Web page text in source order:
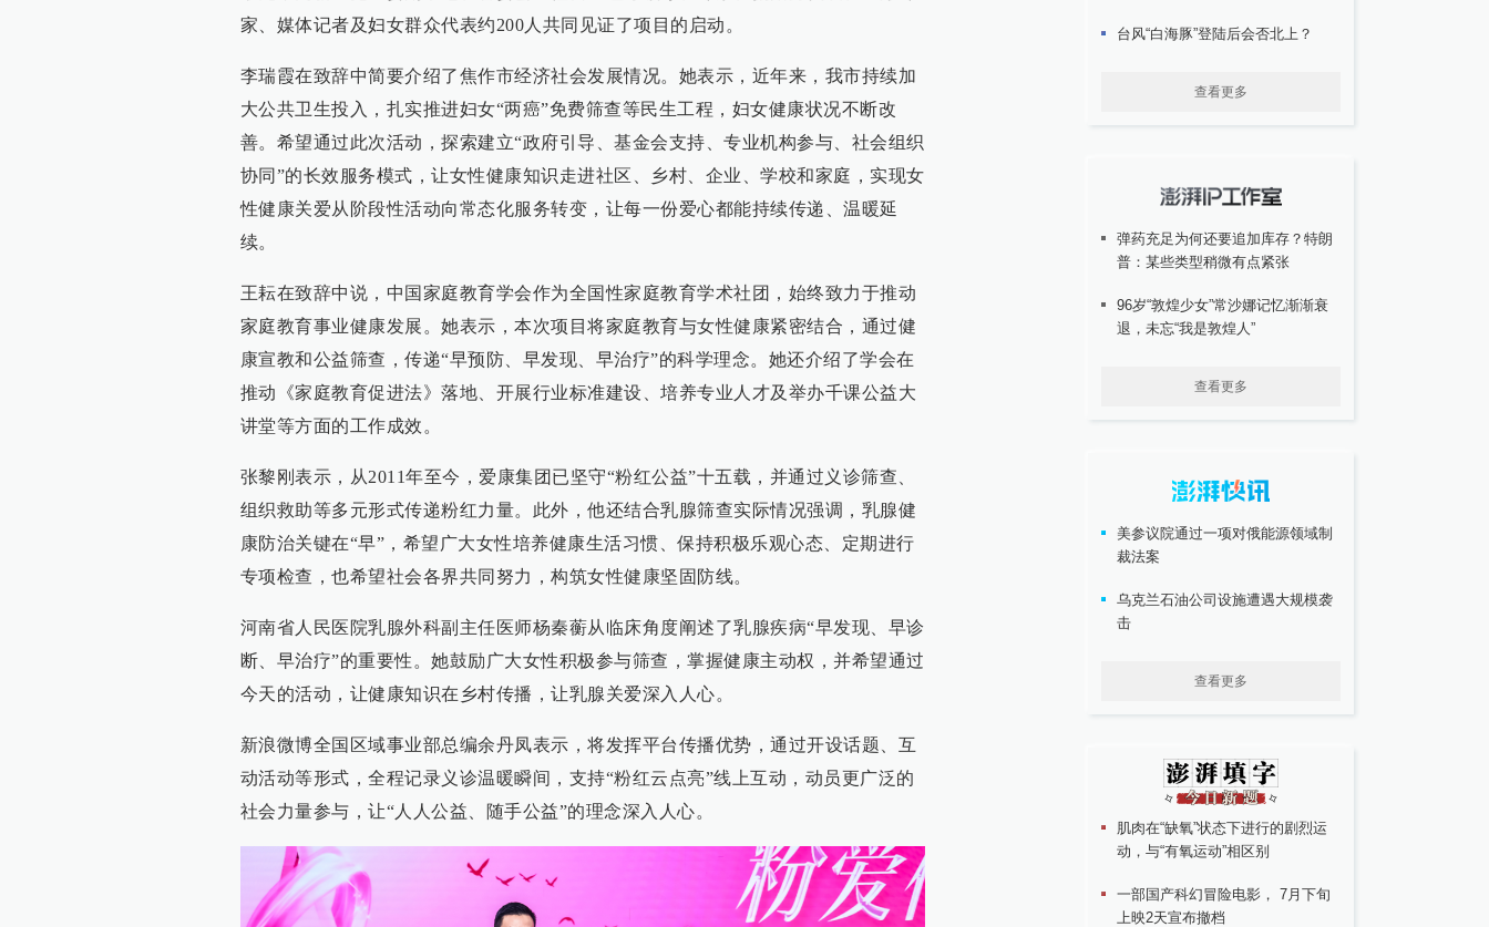
家、媒体记者及妇女群众代表约200人共同见证了项目的启动。
李瑞霞在致辞中简要介绍了焦作市经济社会发展情况。她表示，近年来，我市持续加
大公共卫生投入，扎实推进妇女“两癌”免费筛查等民生工程，妇女健康状况不断改
善。希望通过此次活动，探索建立“政府引导、基金会支持、专业机构参与、社会组织
协同”的长效服务模式，让女性健康知识走进社区、乡村、企业、学校和家庭，实现女
性健康关爱从阶段性活动向常态化服务转变，让每一份爱心都能持续传递、温暖延
续。
王耘在致辞中说，中国家庭教育学会作为全国性家庭教育学术社团，始终致力于推动
家庭教育事业健康发展。她表示，本次项目将家庭教育与女性健康紧密结合，通过健
康宣教和公益筛查，传递“早预防、早发现、早治疗”的科学理念。她还介绍了学会在
推动《家庭教育促进法》落地、开展行业标准建设、培养专业人才及举办千课公益大
讲堂等方面的工作成效。
张黎刚表示，从2011年至今，爱康集团已坚守“粉红公益”十五载，并通过义诊筛查、
组织救助等多元形式传递粉红力量。此外，他还结合乳腺筛查实际情况强调，乳腺健
康防治关键在“早”，希望广大女性培养健康生活习惯、保持积极乐观心态、定期进行
专项检查，也希望社会各界共同努力，构筑女性健康坚固防线。
河南省人民医院乳腺外科副主任医师杨秦蘅从临床角度阐述了乳腺疾病“早发现、早诊
断、早治疗”的重要性。她鼓励广大女性积极参与筛查，掌握健康主动权，并希望通过
今天的活动，让健康知识在乡村传播，让乳腺关爱深入人心。
新浪微博全国区域事业部总编余丹凤表示，将发挥平台传播优势，通过开设话题、互
动活动等形式，全程记录义诊温暖瞬间，支持“粉红云点亮”线上互动，动员更广泛的
社会力量参与，让“人人公益、随手公益”的理念深入人心。
台风“白海豚”登陆后会否北上？
查看更多
弹药充足为何还要追加库存？特朗
普：某些类型稍微有点紧张
96岁“敦煌少女”常沙娜记忆渐渐衰
退，未忘“我是敦煌人”
查看更多
美参议院通过一项对俄能源领域制
裁法案
乌克兰石油公司设施遭遇大规模袭
击
查看更多
肌肉在“缺氧”状态下进行的剧烈运
动，与“有氧运动”相区别
一部国产科幻冒险电影， 7月下旬
上映2天宣布撤档